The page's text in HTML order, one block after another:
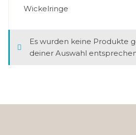
Es wurden keine Produkte
deiner Auswahl
Wickelringe